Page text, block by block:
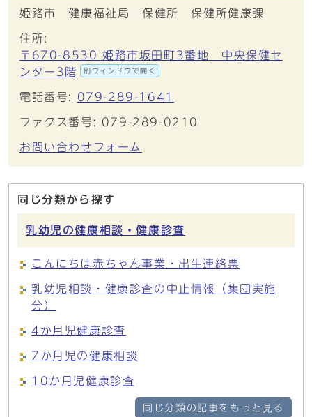
姫路市 健康福祉局 保健所 保健所健康課
住所:
〒670-8530 姫路市坂田町3番地 中央保健セ
ンター3階
別ウィンドウで開く
電話番号: 079-289-1641
ファクス番号: 079-289-0210
お問い合わせフォーム
同じ分類から探す
乳幼児の健康相談・健康診査
こんにちは赤ちゃん事業・出生連絡票
乳幼児相談・健康診査の中止情報（集団実施
分）
4か月児健康診査
7か月児の健康相談
10か月児健康診査
同じ分類の記事をもっと見る